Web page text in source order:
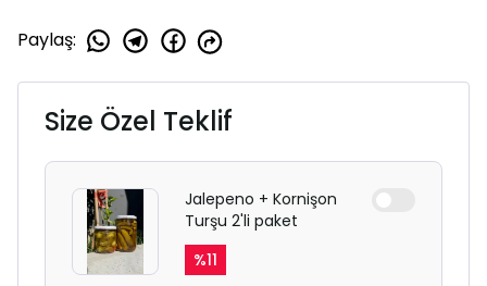
Paylaş:
Size Özel Teklif
Jalepeno + Kornişon
Turşu 2'li paket
%11